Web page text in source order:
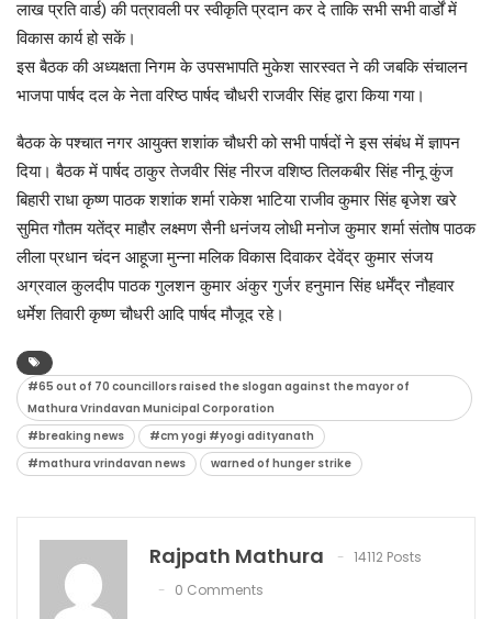
लाख प्रति वार्ड) की पत्रावली पर स्वीकृति प्रदान कर दे ताकि सभी सभी वार्डों में
विकास कार्य हो सकें।
इस बैठक की अध्यक्षता निगम के उपसभापति मुकेश सारस्वत ने की जबकि संचालन
भाजपा पार्षद दल के नेता वरिष्ठ पार्षद चौधरी राजवीर सिंह द्वारा किया गया।
बैठक के पश्चात नगर आयुक्त शशांक चौधरी को सभी पार्षदों ने इस संबंध में ज्ञापन
दिया। बैठक में पार्षद ठाकुर तेजवीर सिंह नीरज वशिष्ठ तिलकबीर सिंह नीनू कुंज
बिहारी राधा कृष्ण पाठक शशांक शर्मा राकेश भाटिया राजीव कुमार सिंह बृजेश खरे
सुमित गौतम यतेंद्र माहौर लक्ष्मण सैनी धनंजय लोधी मनोज कुमार शर्मा संतोष पाठक
लीला प्रधान चंदन आहूजा मुन्ना मलिक विकास दिवाकर देवेंद्र कुमार संजय
अग्रवाल कुलदीप पाठक गुलशन कुमार अंकुर गुर्जर हनुमान सिंह धर्मेंद्र नौहवार
धर्मेश तिवारी कृष्ण चौधरी आदि पार्षद मौजूद रहे।
#65 out of 70 councillors raised the slogan against the mayor of
Mathura Vrindavan Municipal Corporation
#breaking news
#cm yogi #yogi adityanath
#mathura vrindavan news
warned of hunger strike
Rajpath Mathura
14112 Posts
0 Comments